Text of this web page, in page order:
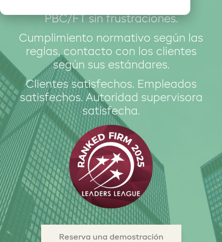
cumpliendo al 100% con la ley
PBC/FT sin frustraciones.
Cumplimiento normativo según las
reglas, contacto con los clientes
según sus estándares.
Clientes satisfechos. Empleados
satisfechos. Autoridad supervisora
satisfecha.
Reserva una demostración